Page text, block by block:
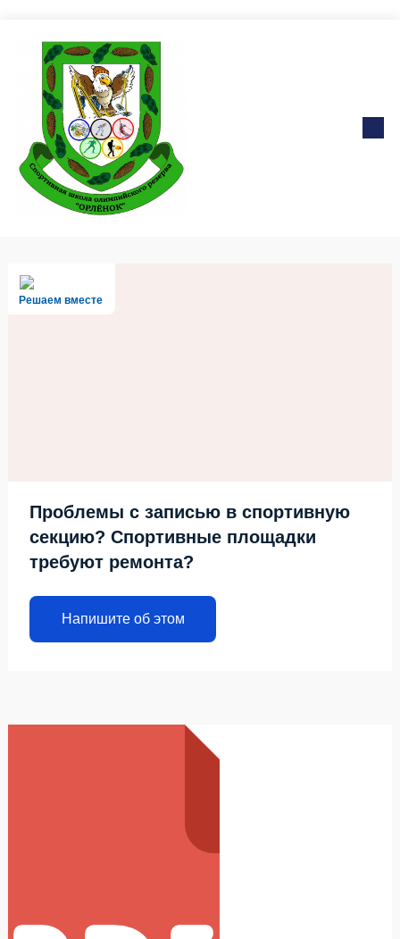
Решаем вместе
Проблемы с записью в спортивную
секцию? Спортивные площадки
требуют ремонта?
Напишите об этом